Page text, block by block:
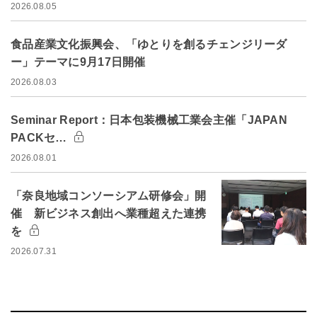
2026.08.05
食品産業文化振興会、「ゆとりを創るチェンジリーダ
ー」テーマに9月17日開催
2026.08.03
Seminar Report：日本包装機械工業会主催「JAPAN
PACKセ…
2026.08.01
「奈良地域コンソーシアム研修会」開
催 新ビジネス創出へ業種超えた連携
を
2026.07.31